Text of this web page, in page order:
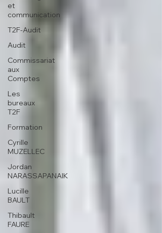
et
communication
T2F-Audit
Audit
Commissariat
aux
Comptes
Les
bureaux
T2F
Formation
Cyrille
MUZELLEC
Jordan
NARASSAPANAIK
Lucille
BAULT
Thibault
FAURE